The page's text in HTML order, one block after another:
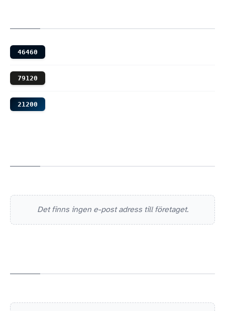
46460
79120
21200
Det finns ingen e-post adress till företaget.